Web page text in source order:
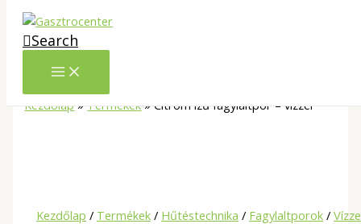
Skip to content
Search
Kezdőlap » Termékek » Citrom ízű fagylaltpor – vízzel
Kezdőlap / Termékek / Hűtéstechnika / Fagylaltporok /